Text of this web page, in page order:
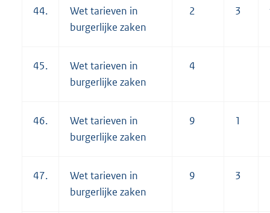
44.
Wet tarieven in
burgerlijke zaken
2 3
45.
Wet tarieven in
burgerlijke zaken
4
46.
Wet tarieven in
burgerlijke zaken
9 1
47.
Wet tarieven in
burgerlijke zaken
9 3